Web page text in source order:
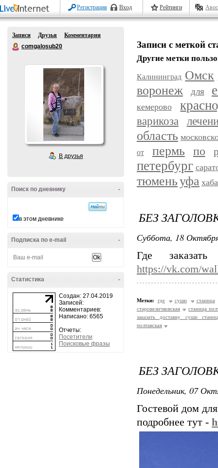
Регистрация Вход Рейтинги
Записи Друзья
Комментарии
comgalosub20
В друзья
-
Поиск по дневнику
в этом дневнике
-
Подписка по e-mail
-
Статистика
Создан: 27.04.2019
Записей:
Комментариев:
Написано: 6565
Отчеты:
Посетители
Поисковые фразы
Записи с меткой
Другие метки
Калининград Омск
воронеж для
кемерово
варикоза
область
от пермь по
петербург
тюменьуфа
БЕЗ
Суббота, 18
Где
https://vk.com/
Метки: где суши
станица
старовеличковская
станица
заказать доставку суши
полтавская
БЕЗ
Понедельник, 07
Гостевой дом
подробнее тут -